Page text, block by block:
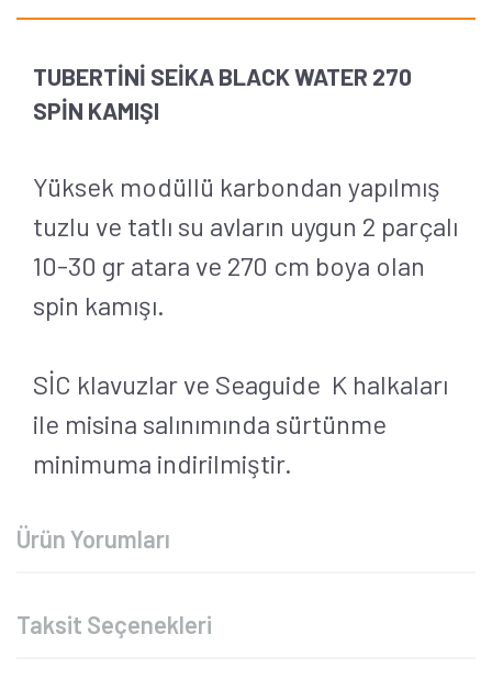
TUBERTİNİ SEİKA BLACK WATER 270
SPİN KAMIŞI
Yüksek modüllü karbondan yapılmış
tuzlu ve tatlı su avların uygun 2 parçalı
10-30 gr atara ve 270 cm boya olan
spin kamışı.
SİC klavuzlar ve Seaguide K halkaları
ile misina salınımında sürtünme
minimuma indirilmiştir.
Ürün Yorumları
Taksit Seçenekleri